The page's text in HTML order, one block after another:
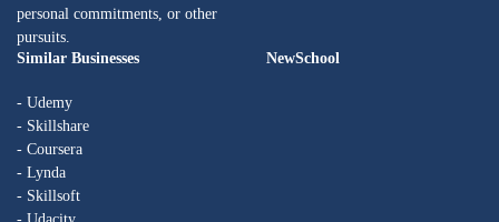
personal commitments, or other
pursuits.
Similar Businesses
- Udemy
- Skillshare
- Coursera
- Lynda
- Skillsoft
NewSchool